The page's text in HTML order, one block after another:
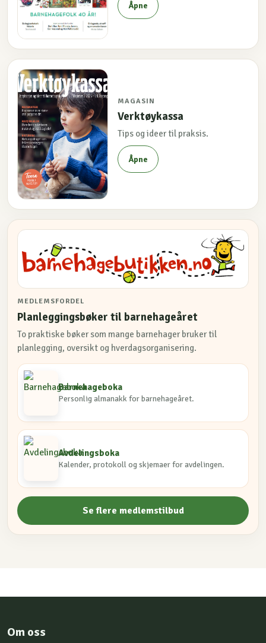
Åpne
MAGASIN
Verktøykassa
Tips og ideer til praksis.
Åpne
MEDLEMSFORDEL
Planleggingsbøker til barnehageåret
To praktiske bøker som mange barnehager bruker til
planlegging, oversikt og hverdagsorganisering.
Barnehageboka
Personlig almanakk for barnehageåret.
Avdelingsboka
Kalender, protokoll og skjemaer for avdelingen.
Se flere medlemstilbud
Om oss